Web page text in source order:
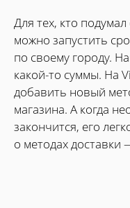
Для тех, кто
можно запустить
по своему городу.
какой-то суммы. На
добавить новый
магазина. А когда
закончится, его
о методах доставки